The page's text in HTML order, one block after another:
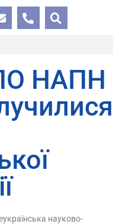
НАПН
науково-